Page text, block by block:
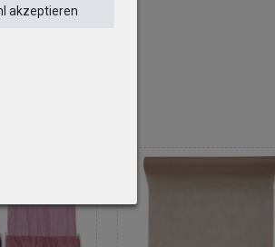
akzeptieren